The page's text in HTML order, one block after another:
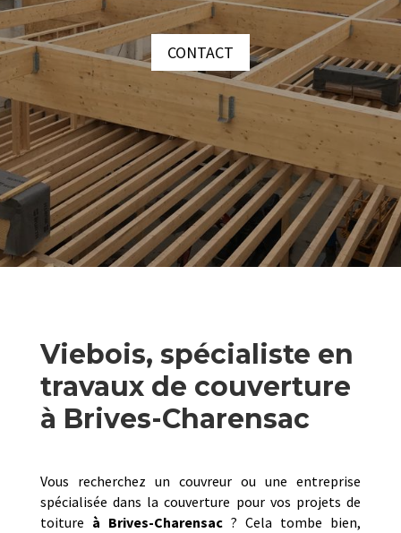
CONTACT
Viebois, spécialiste en
travaux de couverture
à Brives-Charensac
Vous recherchez un couvreur ou une entreprise
spécialisée dans la couverture pour vos projets de
toiture à Brives-Charensac? Cela tombe bien,